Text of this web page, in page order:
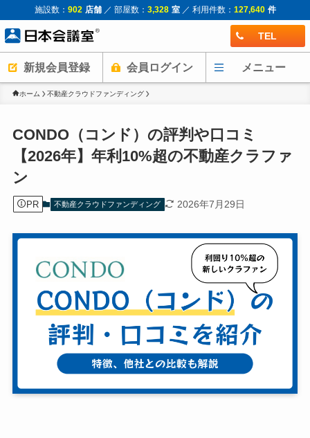
施設数： 902 店舗／ 部屋数： 3,328 室／ 利用件数： 127,640 件
TEL
新規会員登録 会員ログイン メニュー
ホーム 不動産クラウドファンディング
CONDO（コンド）の評判や口コミ
【2026年】年利10%超の不動産クラファ
ン
PR 不動産クラウドファンディング 2026年7月29日